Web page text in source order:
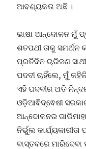
ଆବଶ୍ୟକତା ଅଛି ।
ଭାଷା ଆନ୍ଦୋଳନ ମୁଁ
ଶତପଥୀ ତାକୁ ସମର୍ଥନ
ପ୍ରତିଦିନ ଚାରିଜଣ
ପଦବୀ ଚାହିଁଲେ, ମୁଁ
ଏହି ପଦବୀର ଅତି
ଓଡ଼ିଆଵିଦ୍ଵେଷୀ
ଆନ୍ଦୋଳନର
ନିର୍ଭୁଲ
ବାସ୍ତବରେ